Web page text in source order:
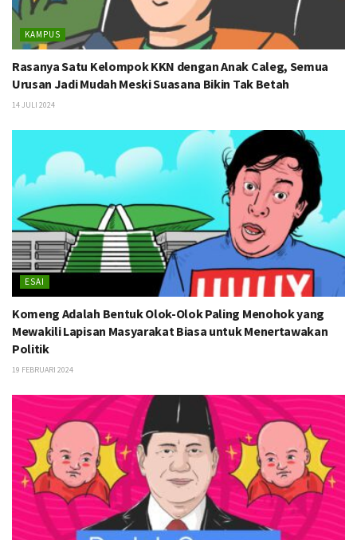
KAMPUS
Rasanya Satu Kelompok KKN dengan Anak Caleg, Semua
Urusan Jadi Mudah Meski Suasana Bikin Tak Betah
14 JULI 2024
ESAI
Komeng Adalah Bentuk Olok-Olok Paling Menohok yang
Mewakili Lapisan Masyarakat Biasa untuk Menertawakan
Politik
19 FEBRUARI 2024